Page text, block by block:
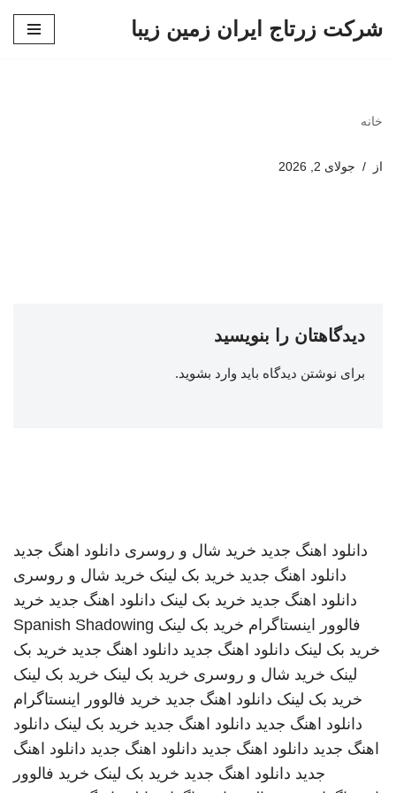
شرکت زرتاج ایران زمین زیبا
خانه
از جولای 2, 2026
دیدگاهتان را بنویسید
برای نوشتن دیدگاه باید وارد بشوید.
دانلود اهنگ جدید خرید شال و روسری دانلود اهنگ جدید
دانلود اهنگ جدید خرید بک لینک خرید شال و روسری
دانلود اهنگ جدید خرید بک لینک دانلود اهنگ جدید خرید
فالوور اینستاگرام خرید بک لینک Spanish Shadowing
خرید بک لینک دانلود اهنگ جدید دانلود اهنگ جدید خرید بک
لینک خرید شال و روسری خرید بک لینک خرید بک لینک
خرید بک لینک دانلود اهنگ جدید خرید فالوور اینستاگرام
دانلود اهنگ جدید دانلود اهنگ جدید خرید بک لینک دانلود
اهنگ جدید دانلود اهنگ جدید دانلود اهنگ جدید دانلود اهنگ
جدید دانلود اهنگ جدید خرید بک لینک خرید فالوور